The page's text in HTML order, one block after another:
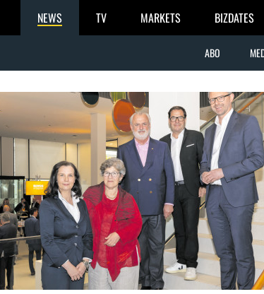
NEWS TV MARKETS BIZDATES
ABO